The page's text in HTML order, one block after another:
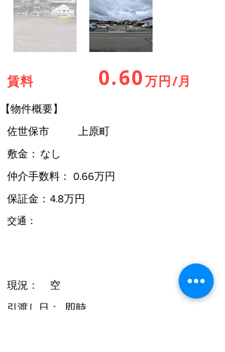
賃料 0.60万円/月
【物件概要】
佐世保市
上原町
敷金： なし
仲介手数料： 0.66万円
保証金： 4.8万円
交通：
現況：
空
引渡し日：
即時